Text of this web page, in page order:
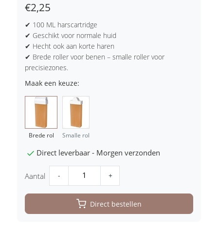
€2,25
✔ 100 ML harscartridge
✔ Geschikt voor normale huid
✔ Hecht ook aan korte haren
✔ Brede roller voor benen – smalle roller voor
precisiezones.
Maak een keuze:
Brede rol Smalle rol
Direct leverbaar - Morgen verzonden
Aantal - +
Direct bestellen